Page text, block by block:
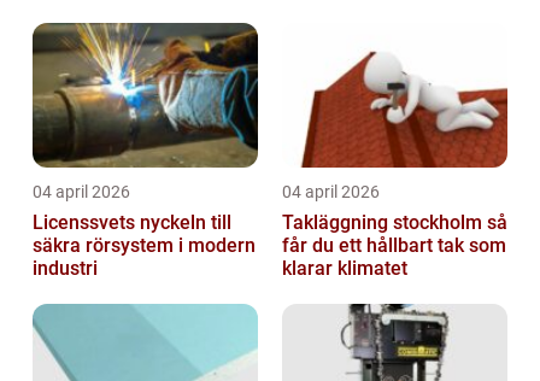
04 april 2026
Licenssvets nyckeln till
säkra rörsystem i modern
industri
04 april 2026
Takläggning stockholm så
får du ett hållbart tak som
klarar klimatet